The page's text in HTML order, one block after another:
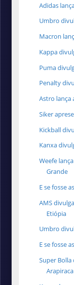
Adidas
Umbro
Macron
Kappa
Puma
Penalty
Astro lança
Siker
Kickball
Kanxa
Weefe
Grande
E se fosse
AMS
Etiópia
Umbro
E se fosse
Super Bolla
Arapiraca